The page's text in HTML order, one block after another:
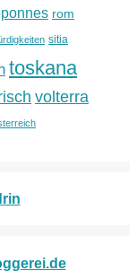
rom
sitia
toskana
volterra